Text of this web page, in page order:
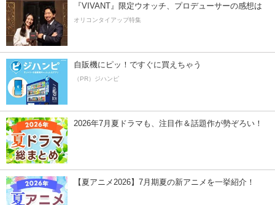
『VIVANT』限定ウオッチ、プロデューサーの感想は
オリコンタイアップ特集
自販機にピッ！ですぐに買えちゃう
（PR）ジハンピ
2026年7月夏ドラマも、注目作＆話題作が勢ぞろい！
【夏アニメ2026】7月期夏の新アニメを一挙紹介！